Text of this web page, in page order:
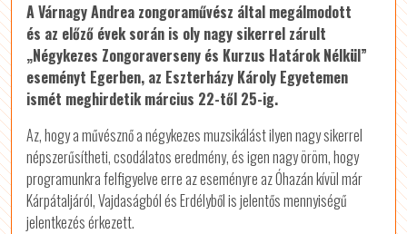
A Várnagy Andrea zongoraművész által megálmodott
és az előző évek során is oly nagy sikerrel zárult
„Négykezes Zongoraverseny és Kurzus Határok Nélkül”
eseményt Egerben, az Eszterházy Károly Egyetemen
ismét meghirdetik március 22-től 25-ig.
Az, hogy a művésznő a négykezes muzsikálást ilyen nagy sikerrel
népszerűsítheti, csodálatos eredmény, és igen nagy öröm, hogy
programunkra felfigyelve erre az eseményre az Óhazán kívül már
Kárpátaljáról, Vajdaságból és Erdélyből is jelentős mennyiségű
jelentkezés érkezett.